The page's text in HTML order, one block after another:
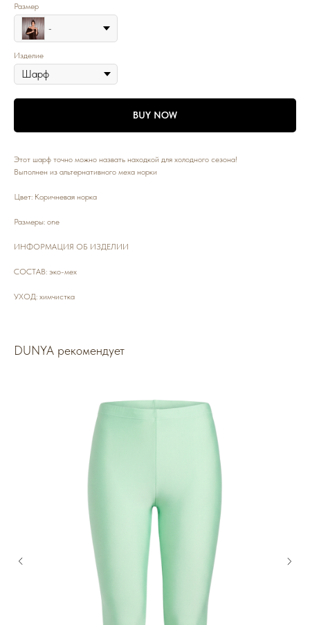
Размер
-
Изделие
BUY NOW
Этот шарф точно можно назвать находкой для холодного сезона!
Выполнен из альтернативного меха норки
Цвет: Коричневая норка
Размеры: one
ИНФОРМАЦИЯ ОБ ИЗДЕЛИИ
СОСТАВ: эко-мех
УХОД: химчистка
DUNYA рекомендует